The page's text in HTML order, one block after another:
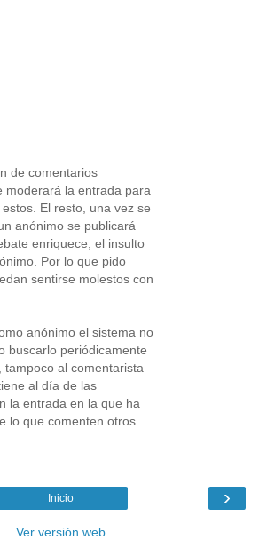
de comentarios
moderará la entrada para
El resto, una vez se
anónimo se publicará
enriquece, el insulto
Por lo que pido
sentirse molestos con
anónimo el sistema no
buscarlo periódicamente
al comentarista
al día de las
la entrada en la que ha
lo que comenten otros
›
Inicio
Ver versión web